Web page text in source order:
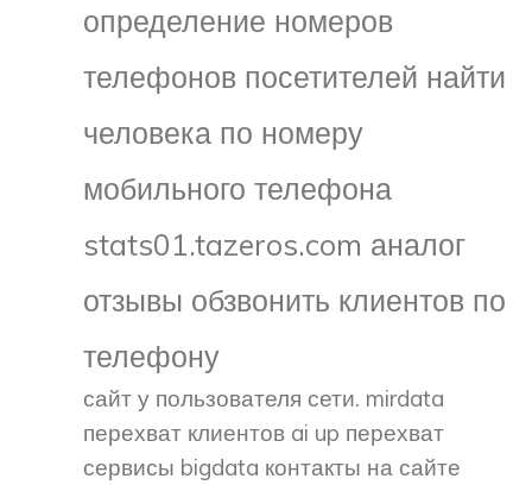
определение номеров
телефонов посетителей найти
человека по номеру
мобильного телефона
stats01.tazeros.com аналог
отзывы обзвонить клиентов по
телефону
сайт у пользователя сети. mirdata
перехват клиентов ai up перехват
сервисы bigdata контакты на сайте